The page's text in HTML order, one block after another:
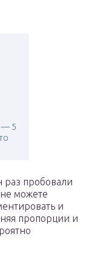
— 5
пробовали
можете
и
пропорции и